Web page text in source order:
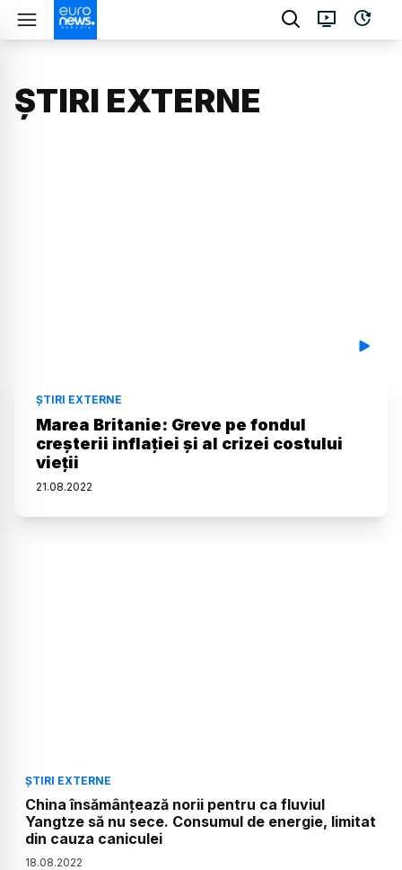
ȘTIRI EXTERNE
ȘTIRI EXTERNE
Marea Britanie: Greve pe fondul
creșterii inflației și al crizei costului
vieții
21.08.2022
ȘTIRI EXTERNE
China însămânțează norii pentru ca fluviul
Yangtze să nu sece. Consumul de energie, limitat
din cauza caniculei
18.08.2022